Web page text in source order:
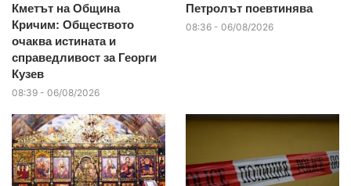
Кметът на Община
Кричим: Обществото
очаква истината и
справедливост за Георги
Кузев
08:39 - 06/08/2026
Петролът поевтинява
08:36 - 06/08/2026